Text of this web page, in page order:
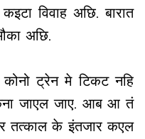
विवाह अछि. बारात
अछि.
ट्रेन मे टिकट नहि
जाएल जाए. आब आ तं
के इंतजार कएल